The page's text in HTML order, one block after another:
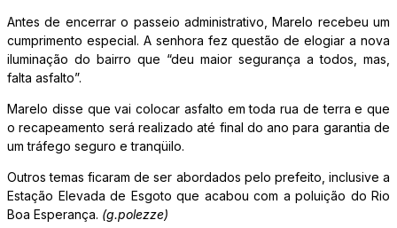
Antes de encerrar o passeio administrativo, Marelo recebeu um
cumprimento especial. A senhora fez questão de elogiar a nova
iluminação do bairro que “deu maior segurança a todos, mas,
falta asfalto”.
Marelo disse que vai colocar asfalto em toda rua de terra e que
o recapeamento será realizado até final do ano para garantia de
um tráfego seguro e tranqüilo.
Outros temas ficaram de ser abordados pelo prefeito, inclusive a
Estação Elevada de Esgoto que acabou com a poluição do Rio
Boa Esperança. (g.polezze)